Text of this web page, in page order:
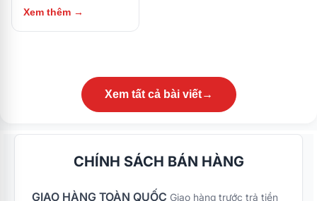
cơm điện
đầu cuộc sống tự lập
tại các thành phố lớn.
nhưng đầy đủ tiện nghi
chính là nơi giữ lửa
năng lượng, giúp bạn
ăn thơm ngon, tiết
kiệm chi phí sinh hoạt
và đảm bảo an toàn
đồng hành và hỗ trợ
Xem thêm →
Xem tất cả bài viết→
CHÍNH SÁCH BÁN HÀNG
GIAO HÀNG TOÀN QUỐC Giao hàng trước trả tiền